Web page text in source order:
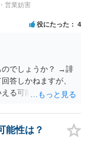
を強く示す要素で
せん。完全無償・
側面が強く評価さ
は「商業利用」と
ます。 公開前に変
バイスするにも限
に相談されること
営業妨害
役にたった 4
のでしょうか？ →誹
答しかねますが、
る可能性が高く、
に発展しうるもの
当する可能性が低い
り考えられないよう
能性は？